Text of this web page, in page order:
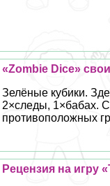
«Zombie Dice»
Зелёные кубики.
2×следы, 1×бабах.
противоположных
Рецензия на игру